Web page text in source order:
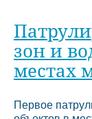
зон и
местах
Первое